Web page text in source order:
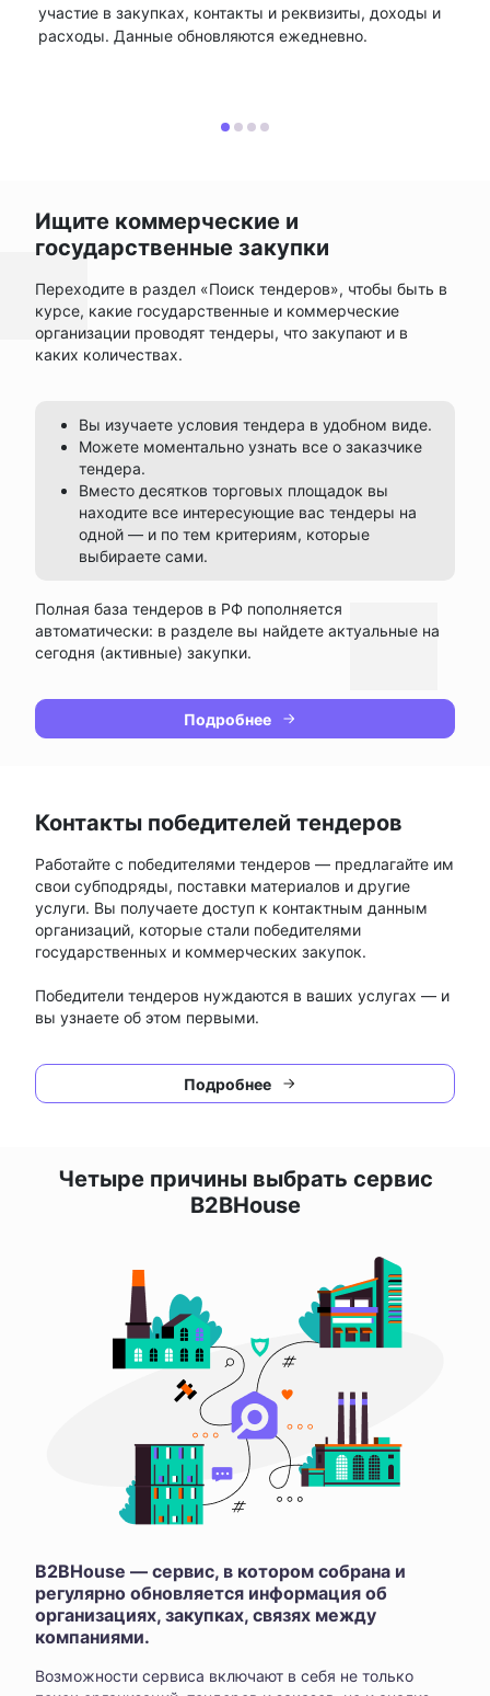
участие в закупках, контакты и реквизиты, доходы и
расходы. Данные обновляются ежедневно.
Ищите коммерческие и
государственные закупки
Переходите в раздел «Поиск тендеров», чтобы быть в
курсе, какие государственные и коммерческие
организации проводят тендеры, что закупают и в
каких количествах.
Вы изучаете условия тендера в удобном виде.
Можете моментально узнать все о заказчике
тендера.
Вместо десятков торговых площадок вы
находите все интересующие вас тендеры на
одной — и по тем критериям, которые
выбираете сами.
Полная база тендеров в РФ пополняется
автоматически: в разделе вы найдете актуальные на
сегодня (активные) закупки.
Подробнее
Контакты победителей тендеров
Работайте с победителями тендеров — предлагайте им
свои субподряды, поставки материалов и другие
услуги. Вы получаете доступ к контактным данным
организаций, которые стали победителями
государственных и коммерческих закупок.
Победители тендеров нуждаются в ваших услугах — и
вы узнаете об этом первыми.
Подробнее
Четыре причины выбрать сервис
B2BHouse
B2BHouse — сервис, в котором собрана и
регулярно обновляется информация об
организациях, закупках, связях между
компаниями.
Возможности сервиса включают в себя не только